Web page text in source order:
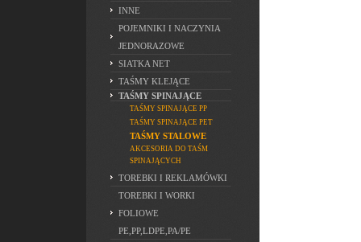
INNE
POJEMNIKI I NACZYNIA
JEDNORAZOWE
SIATKA NET
TAŚMY KLEJĄCE
TAŚMY SPINAJĄCE
TAŚMY SPINAJĄCE PP
TAŚMY SPINAJĄCE PET
TAŚMY STALOWE
AKCESORIA DO TAŚM
SPINAJĄCYCH
TOREBKI I REKLAMÓWKI
TOREBKI I WORKI
FOLIOWE
PE,PP,LDPE,PA/PE